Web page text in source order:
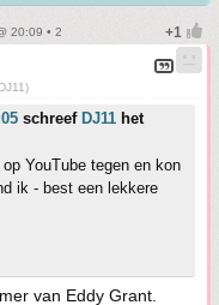
20:09 • 2
schreef DJ11 het
YouTube tegen en kon
ik - best een lekkere
van Eddy Grant.